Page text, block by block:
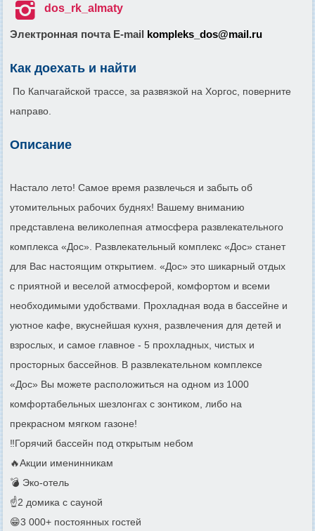
 dos_rk_almaty
Электронная почта E-mail kompleks_dos@mail.ru
Как доехать и найти
По Капчагайской трассе, за развязкой на Хоргос, поверните
направо.
Описание
Настало лето! Самое время развлечься и забыть об
утомительных рабочих буднях! Вашему вниманию
представлена великолепная атмосфера развлекательного
комплекса «Дос». Развлекательный комплекс «Дос» станет
для Вас настоящим открытием. «Дос» это шикарный отдых
с приятной и веселой атмосферой, комфортом и всеми
необходимыми удобствами. Прохладная вода в бассейне и
уютное кафе, вкуснейшая кухня, развлечения для детей и
взрослых, и самое главное - 5 прохладных, чистых и
просторных бассейнов. В развлекательном комплексе
«Дос» Вы можете расположиться на одном из 1000
комфортабельных шезлонгах с зонтиком, либо на
прекрасном мягком газоне!
‼️Горячий бассейн под открытым небом
🔥Акции именинникам
💣 Эко-отель
☝️2 домика с сауной
😁3 000+ постоянных гостей